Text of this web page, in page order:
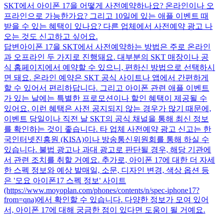
SKT에서 아이폰 17을 어떻게 사전예약하나요? 온라인이나 오
프라인으로 가능한가요? 그리고 10일에 있는 애플 이벤트 때
받을 수 있는 혜택이 있나요? 다른 업체에서 사전예약 광고 나
오는 것도 신고하고 싶어요.
답변 아이폰 17을 SKT에서 사전예약하는 방법은 주로 온라인
과 오프라인 두 가지로 진행돼요. 대부분의 SKT 매장이나 공
식 홈페이지에서 예약할 수 있으니, 편하신 방법으로 선택하시
면 돼요. 온라인 예약은 SKT 공식 사이트나 앱에서 간편하게
할 수 있어서 편리하답니다. 그리고 아이폰 관련 애플 이벤트
가 있는 날에는 특별한 프로모션이나 할인 혜택이 제공될 수
있어요. 이런 혜택은 사전 공지되지 않는 경우가 많기 때문에,
이벤트 당일이나 직전 날 SKT의 공식 채널을 통해 최신 정보
를 확인하는 것이 좋습니다. 타 업체 사전예약 광고 신고는 한
국인터넷진흥원 (KISA)이나 방송통신위원회를 통해 하실 수
있습니다. 불법 광고나 과대 광고로 판단될 경우, 해당 기관에
서 관련 조치를 취할 거예요. 추가로, 아이폰 17에 대한 더 자세
한 스펙 정보와 예상 발매일, 소문, 디자인 변경, 색상 옵션 등
은 '모요 아이폰17 스펙 정보' 사이트
(https://www.moyoplan.com/phones/contents/n/spec-iphone17?
from=qna)에서 확인할 수 있습니다. 다양한 정보가 모여 있어
서, 아이폰 17에 대해 궁금한 점이 있다면 도움이 될 거예요.